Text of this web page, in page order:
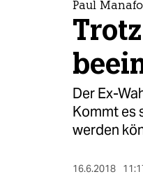
Paul
Der Ex-
Kommt es
werden
16.6.2018